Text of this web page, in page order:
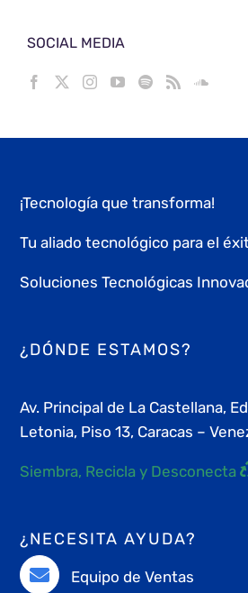
SOCIAL MEDIA
¡Tecnología que transforma!
Tu aliado tecnológico para el
Soluciones Tecnológicas
¿DÓNDE ESTAMOS?
Av. Principal de La Castellana,
Letonia, Piso 13, Caracas –
Siembra, Recicla y Desconecta
¿NECESITA AYUDA?
Equipo de Ventas